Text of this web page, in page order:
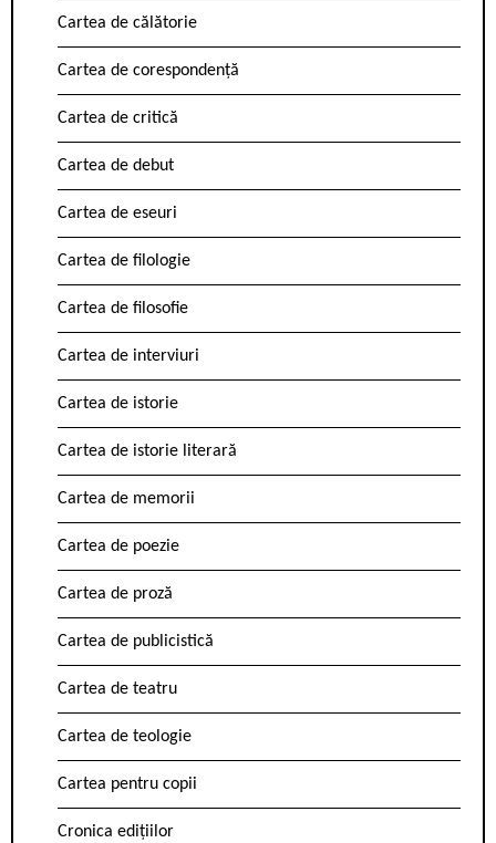
Cartea de călătorie
Cartea de corespondență
Cartea de critică
Cartea de debut
Cartea de eseuri
Cartea de filologie
Cartea de filosofie
Cartea de interviuri
Cartea de istorie
Cartea de istorie literară
Cartea de memorii
Cartea de poezie
Cartea de proză
Cartea de publicistică
Cartea de teatru
Cartea de teologie
Cartea pentru copii
Cronica edițiilor